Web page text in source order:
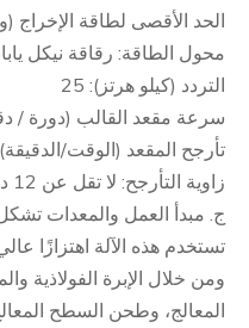
الحد الأقصى لطاقة الإخراج
محول الطاقة: رقاقة نيكل
التردد (كيلو هرتز): 25
سرعة مقعد القالب (دورة /
تأرجح المقعد (الوقت/الدقيقة):
زاوية التأرجح: لا تقل عن 12 درجة (قابلة للتعديل)
ج. مبدأ العمل والمعدات
تستخدم هذه الآلة اهتزازًا
ومن خلال الإبرة الفولاذية
المعالج، وطحن السطح